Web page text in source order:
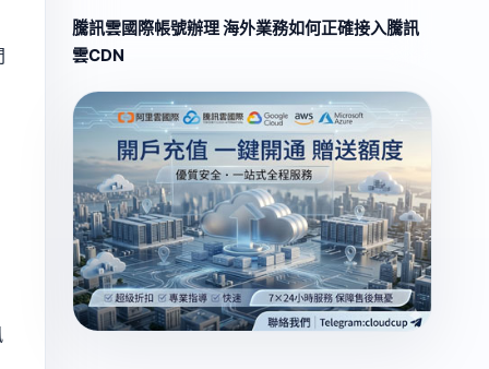
騰訊雲國際帳號辦理 海外業務如何正確接入騰訊
雲CDN